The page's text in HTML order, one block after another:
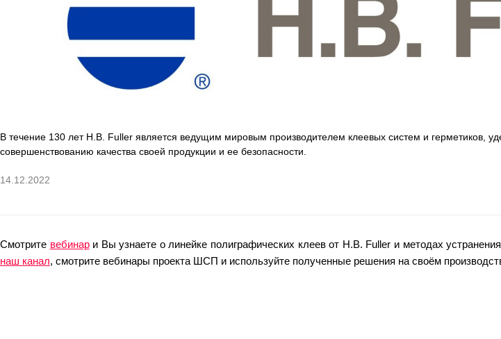
Лакировальные полотна
Триадные краски
Лаки
Поддекельные материалы
Смывки
В течение 130 лет H.B. Fuller является ведущим мировым производителем клеевых систем и герметиков,
совершенствованию качества своей продукции и ее безопасности.
14.12.2022
Смотрите вебинари Вы узнаете о линейке полиграфических клеев от H.B. Fuller и методах
наш канал, смотрите вебинары проекта ШСП и используйте полученные решения на своём